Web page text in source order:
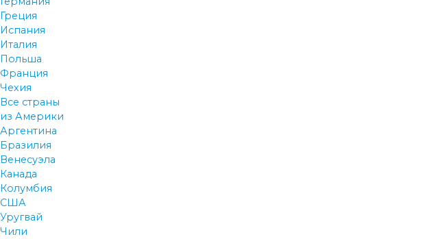
Греция
Испания
Италия
Польша
Франция
Чехия
Все страны
из Америки
Аргентина
Бразилия
Венесуэла
Канада
Колумбия
США
Уругвай
Чили